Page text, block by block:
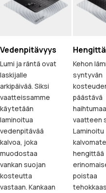
Vedenpitävyys
Lumi ja räntä ovat
laskijalle
arkipäivää. Siksi
vaatteissamme
käytetään
laminoitua
vedenpitävää
kalvoa, joka
muodostaa
vankan suojan
kosteutta
vastaan. Kankaan
Kehon
syntyvän
päästävä
vaatteen
Laminoitu
hengittää
poistaa